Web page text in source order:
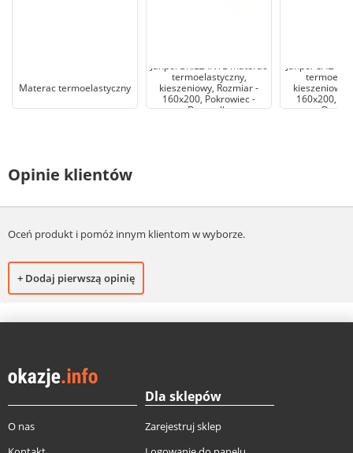
Materac termoelastyczny
Janpol BRILLANTE materac
termoelastyczny,
kieszeniowy, Rozmiar -
160x200, Pokrowiec -
Donatello
Janpol
kieszeniowy,
160x200,
Opinie klientów
Oceń produkt i pomóż innym klientom w wyborze.
+ Dodaj pierwszą opinię
O nas
Dla sklepów
Zarejestruj sklep